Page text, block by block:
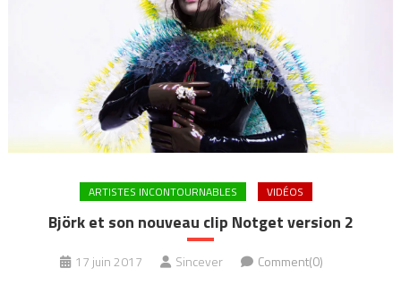
ARTISTES INCONTOURNABLES VIDÉOS
Björk et son nouveau clip Notget version 2
17 juin 2017 Sincever Comment(0)